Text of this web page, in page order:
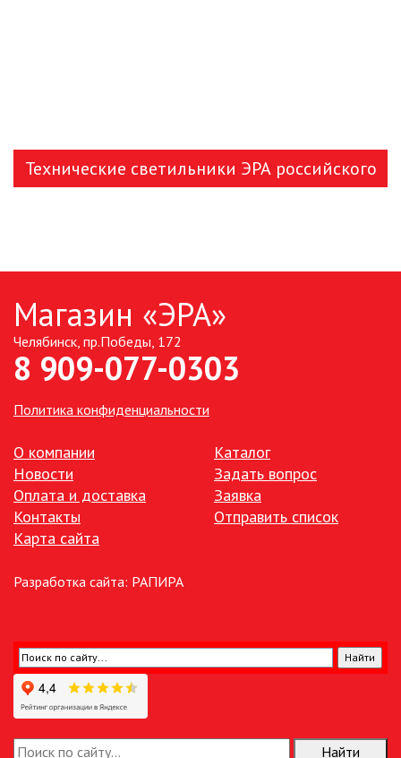
Технические светильники ЭРА российского
Магазин «ЭРА»
Челябинск, пр.Победы, 172
8 909-077-0303
Политика конфиденциальности
О компании
Новости
Оплата и доставка
Контакты
Карта сайта
Каталог
Задать вопрос
Заявка
Отправить список
Разработка сайта: РАПИРА
Найти